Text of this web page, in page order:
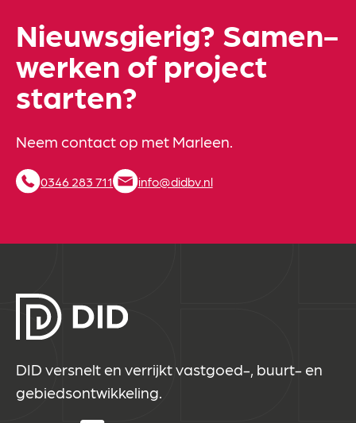
Nieuwsgierig? Samen­
werken of project
starten?
Neem contact op met Marleen.
0346 283 711 info@didbv.nl
DID versnelt en verrijkt vastgoed-, buurt- en
gebiedsontwikkeling.